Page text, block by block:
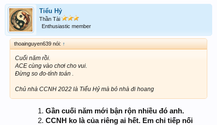
Tiểu Hỷ
Thần Tài
Enthusiastic member
thoainguyen639 nói: ↑
Cuối năm rồi.
ACE cùng vào chơi cho vui.
Đừng so đo-tính toán .
Chủ nhà CCNH 2022 là Tiểu Hỷ mà bỏ nhà đi hoang
Gần cuối năm mới bận rộn nhiều đó anh.
CCNH ko là của riêng ai hết. Em chỉ tiếp nối